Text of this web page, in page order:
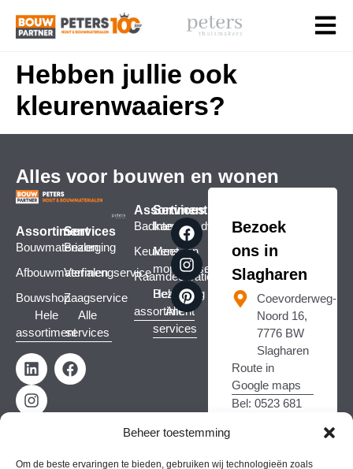
Beheer toestemming
Om de beste ervaringen te bieden, gebruiken wij technologieën zoals
Hebben jullie ook
kleurenwaaiers?
Alles voor bouwen en wonen
Assortiment
Bouwmaterialen
Afbouwmaterialen
Bouwshop
Hele
assortiment
Services
Bezorging
Verfmengservice
Zaagservice
Alle
services
Assortiment
Badkamers
Keukens
Raamdecoratie
Hele
assortiment
Services
Interieuradvies
Meet- en
montageservice
Bezorging
Alle
services
Bezoek
ons in
Slagharen
Coevorderweg-
Noord 16,
7776 BW
Slagharen
Route in
Google maps
Bel: 0523 681